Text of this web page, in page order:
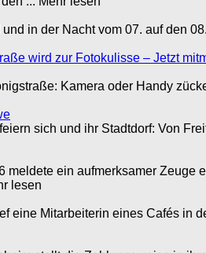
in der Nacht vom 07. auf den
wird zur Fotokulisse – Jetzt
Kamera oder Handy
sich und ihr Stadtdorf: Von
ein aufmerksamer
lesen
eine Mitarbeiterin eines Cafés in